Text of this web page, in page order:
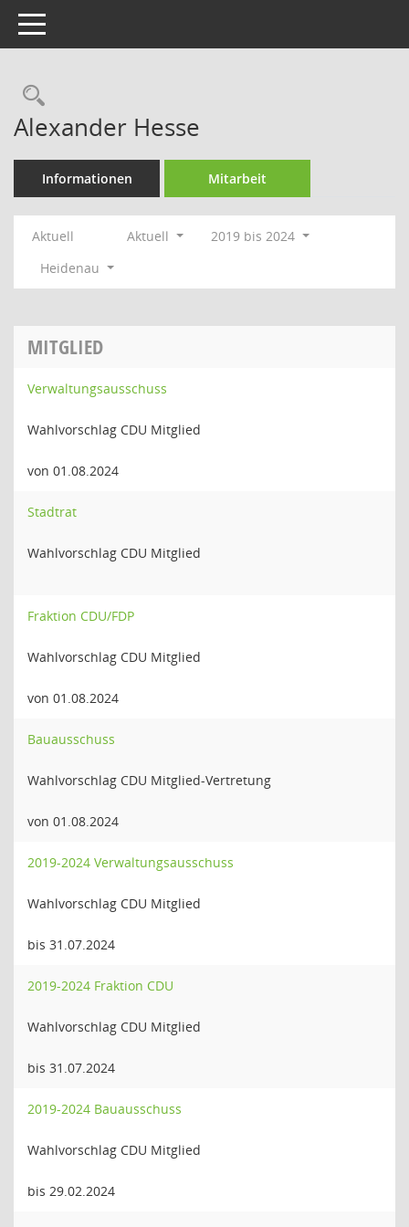
Toggle navigation
Rechercheauswahl
Alexander Hesse
Informationen Mitarbeit
Aktuell Aktuell
2019 bis 2024
Heidenau
MITGLIED
Verwaltungsausschuss
Wahlvorschlag CDU Mitglied
von 01.08.2024
Stadtrat
Wahlvorschlag CDU Mitglied
Fraktion CDU/FDP
Wahlvorschlag CDU Mitglied
von 01.08.2024
Bauausschuss
Wahlvorschlag CDU Mitglied-Vertretung
von 01.08.2024
2019-2024 Verwaltungsausschuss
Wahlvorschlag CDU Mitglied
bis 31.07.2024
2019-2024 Fraktion CDU
Wahlvorschlag CDU Mitglied
bis 31.07.2024
2019-2024 Bauausschuss
Wahlvorschlag CDU Mitglied
bis 29.02.2024